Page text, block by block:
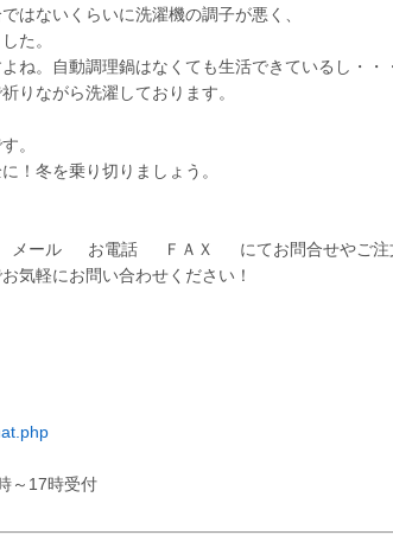
はないくらいに洗濯機の調子が悪く、
た。
ね。自動調理鍋はなくても生活できているし・・
りながら洗濯しております。
。
！冬を乗り切りましょう。
メール お電話 ＦＡＸ
にてお問合せやご注
気軽にお問い合わせください！
～17時受付